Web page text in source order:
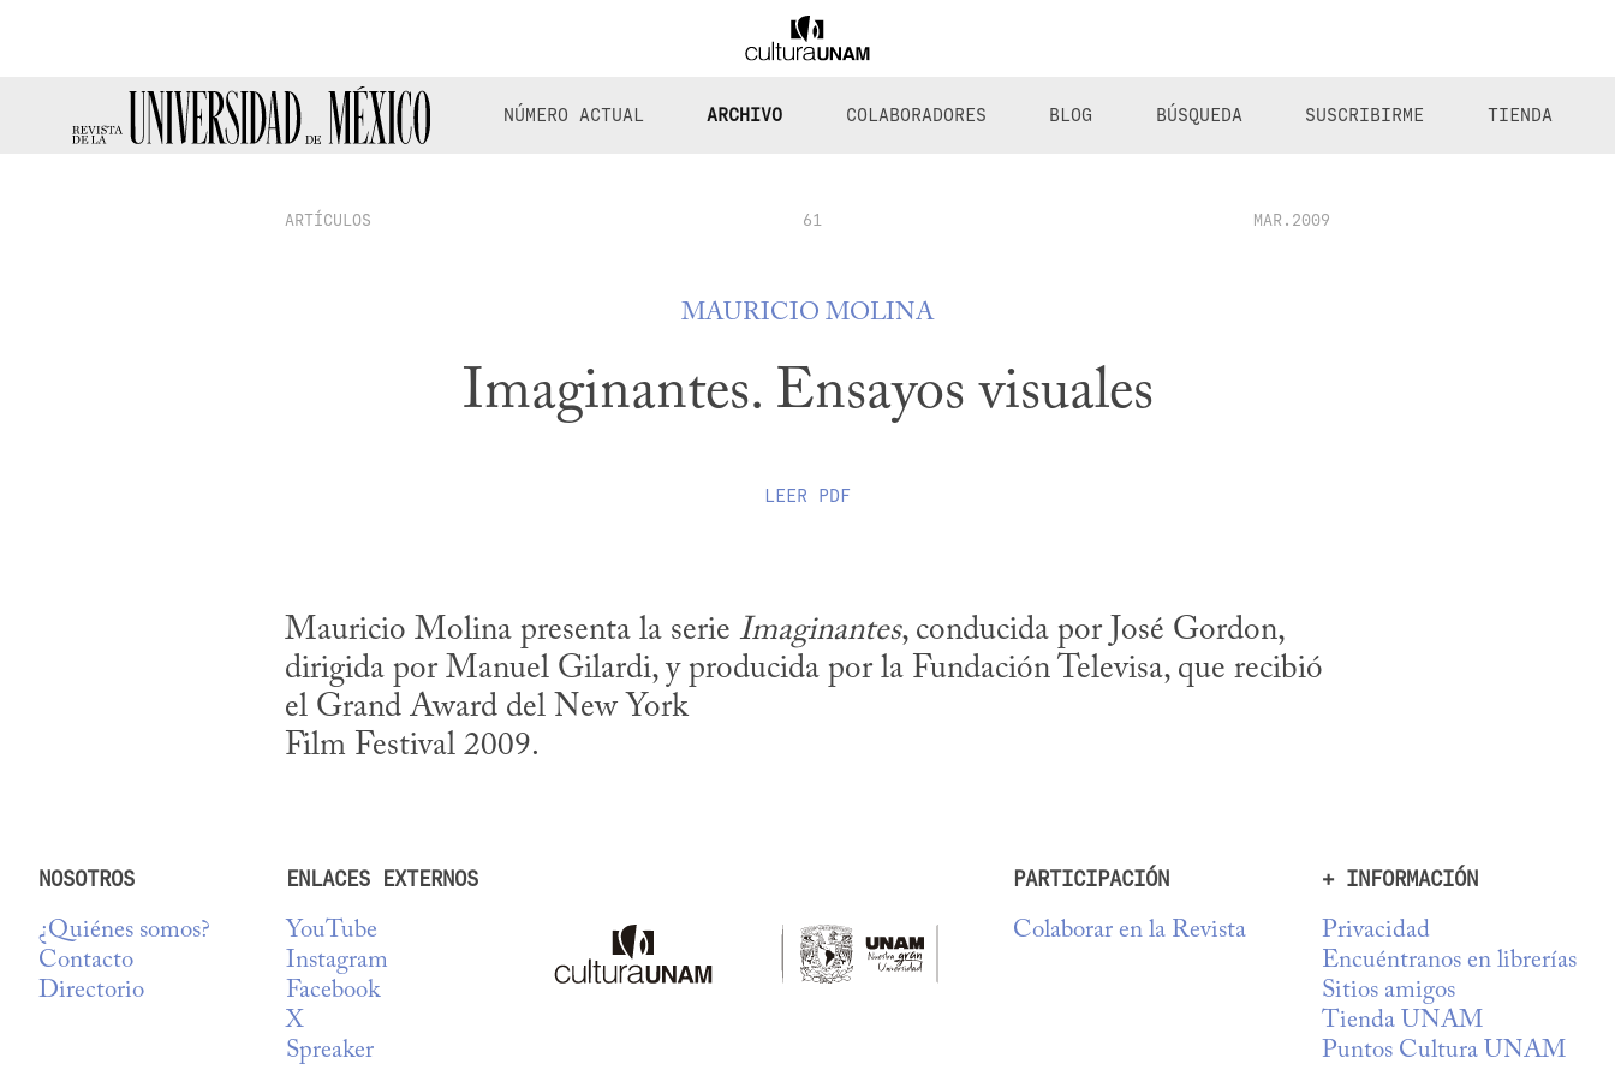
NÚMERO ACTUAL ARCHIVO COLABORADORES BLOG BÚSQUEDA SUSCRIBIRME TIENDA
ARTÍCULOS 61 MAR.2009
MAURICIO MOLINA
Imaginantes. Ensayos visuales
LEER PDF
Mauricio Molina presenta la serie Imaginantes, conducida por José Gordon,
dirigida por Manuel Gilardi, y producida por la Fundación Televisa, que recibió
el Grand Award del New York
Film Festival 2009.
NOSOTROS
¿Quiénes somos?
Contacto
Directorio
ENLACES EXTERNOS
YouTube
Instagram
Facebook
X
Spreaker
PARTICIPACIÓN
Colaborar en la Revista
+ INFORMACIÓN
Privacidad
Encuéntranos en librerías
Sitios amigos
Tienda UNAM
Puntos Cultura UNAM